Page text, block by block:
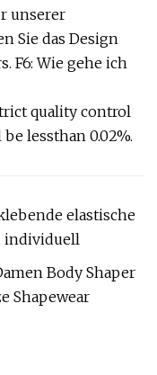
unserer
Sie das Design
F6: Wie gehe ich
quality control
lessthan 0.02%.
elastische
individuell
Body Shaper
Shapewear